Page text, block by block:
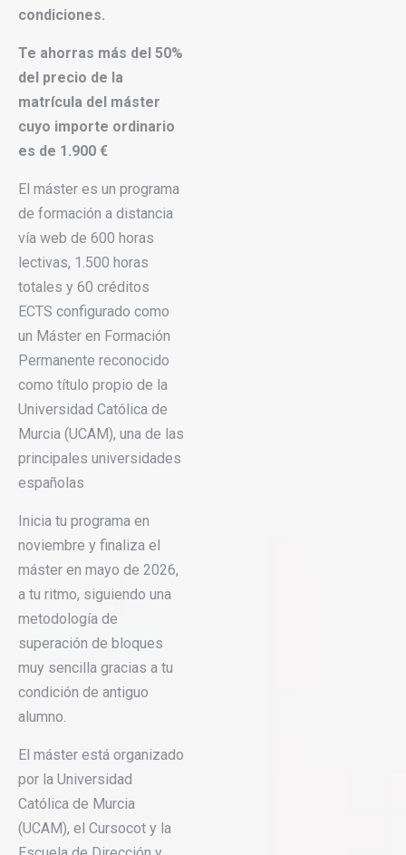
condiciones.
Te ahorras más del 50%
del precio de la
matrícula del máster
cuyo importe ordinario
es de 1.900 €
El máster es un programa
de formación a distancia
vía web de 600 horas
lectivas, 1.500 horas
totales y 60 créditos
ECTS configurado como
un Máster en Formación
Permanente reconocido
como título propio de la
Universidad Católica de
Murcia (UCAM), una de las
principales universidades
españolas
Inicia tu programa en
noviembre y finaliza el
máster en mayo de 2026,
a tu ritmo, siguiendo una
metodología de
superación de bloques
muy sencilla gracias a tu
condición de antiguo
alumno.
El máster está organizado
por la Universidad
Católica de Murcia
(UCAM), el Cursocot y la